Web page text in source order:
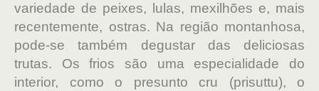
variedade de peixes, lulas, mexilhões e, mais
recentemente, ostras. Na região montanhosa,
pode-se também degustar das deliciosas
trutas. Os frios são uma especialidade do
interior, como o presunto cru (prisuttu), o